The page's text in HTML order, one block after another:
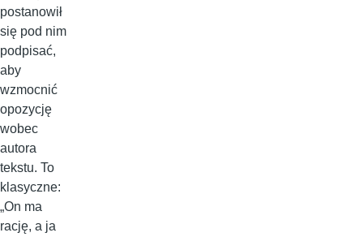
postanowił
się pod nim
podpisać,
aby
wzmocnić
opozycję
wobec
autora
tekstu. To
klasyczne:
„On ma
rację, a ja